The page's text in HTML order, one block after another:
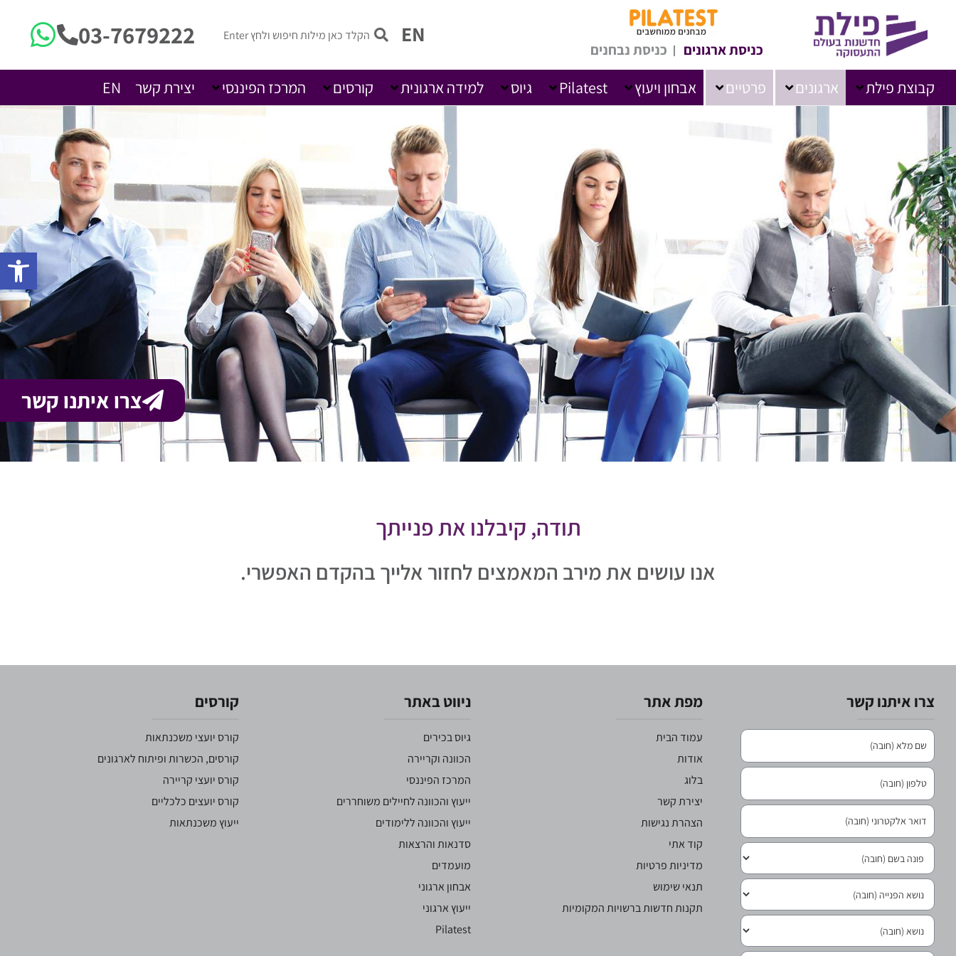
כניסת ארגונים כניסת נבחנים
EN
03-7679222
צרו איתנו קשר
קבוצת פילת ארגונים פרטיים אבחון ויעוץ Pilatest גיוס למידה ארגונית קורסים המרכז הפיננסי יצירת קשר EN
תודה, קיבלנו את פנייתך
אנו עושים את מירב המאמצים לחזור אלייך בהקדם האפשרי.
צרו איתנו קשר מפת אתר
עמוד הבית
אודות
בלוג
יצירת קשר
הצהרת נגישות
קוד אתי
מדיניות פרטיות
תנאי שימוש
תקנות חדשות ברשויות המקומיות
ניווט באתר
גיוס בכירים
הכוונה וקריירה
המרכז הפיננסי
ייעוץ והכוונה לחיילים משוחררים
ייעוץ והכוונה ללימודים
סדנאות והרצאות
מועמדים
אבחון ארגוני
ייעוץ ארגוני
Pilatest
קורסים
קורס יועצי משכנתאות
קורסים, הכשרות ופיתוח לארגונים
קורס יועצי קריירה
קורס יועצים כלכליים
ייעוץ משכנתאות